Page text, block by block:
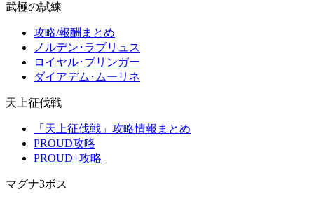
武極の試練
攻略/報酬まとめ
ノルデン･ラブリュス
ロイヤル･ブリンガー
ダイアデム･ムーリネ
天上征伐戦
「天上征伐戦」攻略情報まとめ
PROUD攻略
PROUD+攻略
マグナ3ボス